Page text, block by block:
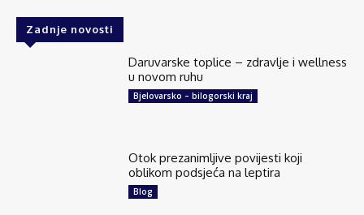
Zadnje novosti
Daruvarske toplice – zdravlje i wellness
u novom ruhu
Bjelovarsko – bilogorski kraj
Otok prezanimljive povijesti koji
oblikom podsjeća na leptira
Blog